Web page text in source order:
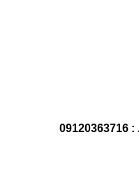
:
09120363716